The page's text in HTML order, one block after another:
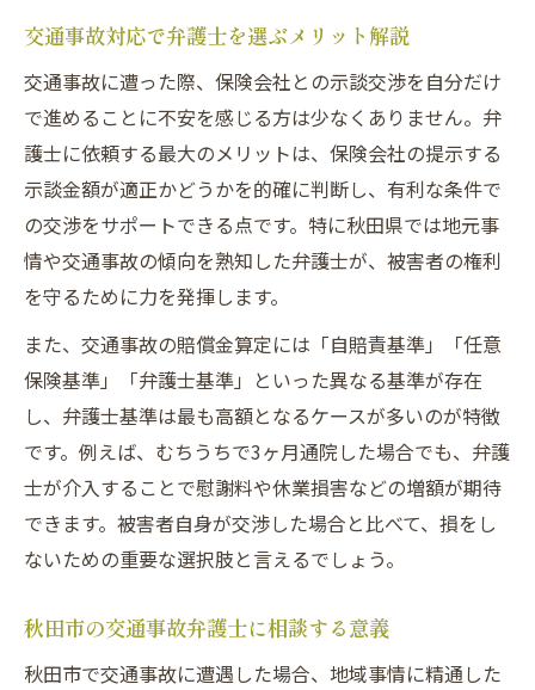
交通事故対応で弁護士を選ぶメリット解説
交通事故に遭った際、保険会社との示談交渉を自分だけ
で進めることに不安を感じる方は少なくありません。弁
護士に依頼する最大のメリットは、保険会社の提示する
示談金額が適正かどうかを的確に判断し、有利な条件で
の交渉をサポートできる点です。特に秋田県では地元事
情や交通事故の傾向を熟知した弁護士が、被害者の権利
を守るために力を発揮します。
また、交通事故の賠償金算定には「自賠責基準」「任意
保険基準」「弁護士基準」といった異なる基準が存在
し、弁護士基準は最も高額となるケースが多いのが特徴
です。例えば、むちうちで3ヶ月通院した場合でも、弁護
士が介入することで慰謝料や休業損害などの増額が期待
できます。被害者自身が交渉した場合と比べて、損をし
ないための重要な選択肢と言えるでしょう。
秋田市の交通事故弁護士に相談する意義
秋田市で交通事故に遭遇した場合、地域事情に精通した